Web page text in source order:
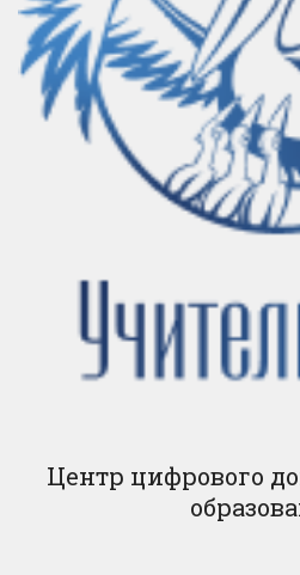
Центр цифрового